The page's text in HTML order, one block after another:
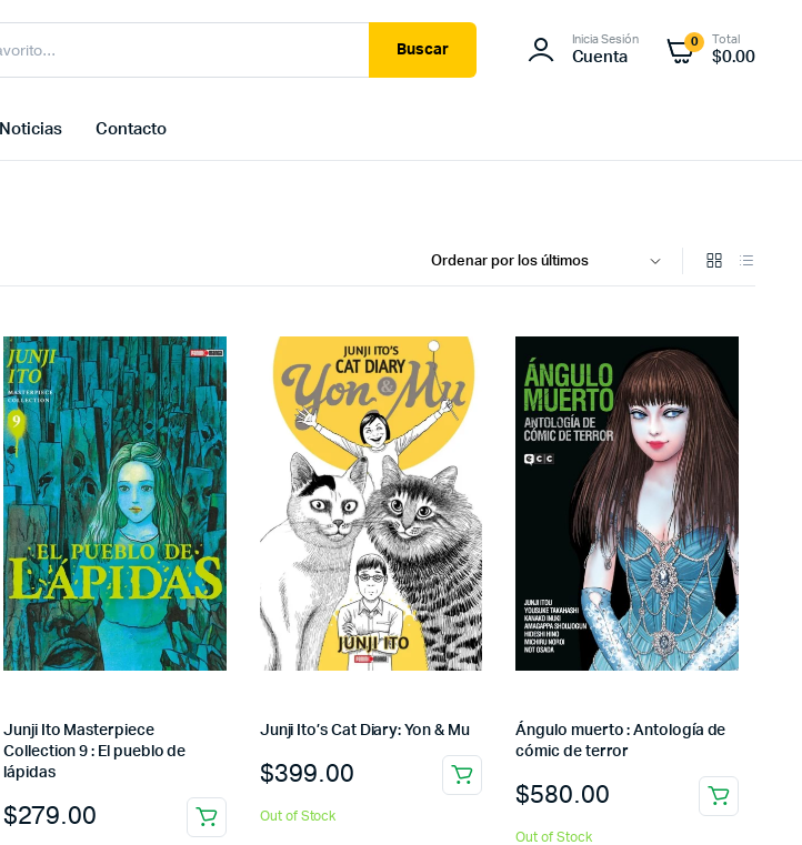
Buscar
Inicia Sesión
Cuenta
0 Total
$0.00
Noticias Contacto
Junji Ito Masterpiece
Collection 9 : El pueblo de
lápidas
$279.00
Junji Ito’s Cat Diary: Yon & Mu
$399.00
Out of Stock
Ángulo muerto : Antología de
cómic de terror
$580.00
Out of Stock